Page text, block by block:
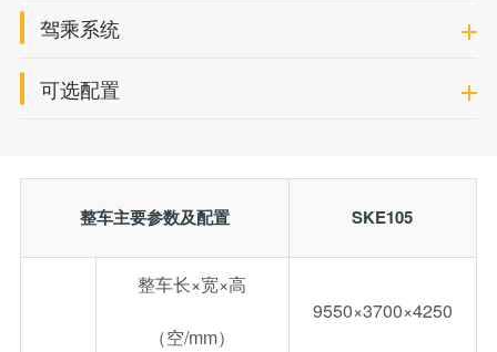
驾乘系统
可选配置
整车主要参数及配置 SKE105
整车长×宽×高
（空/mm）
9550×3700×4250